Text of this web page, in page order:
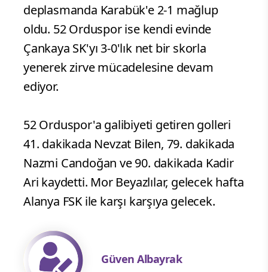
deplasmanda Karabük'e 2-1 mağlup
oldu. 52 Orduspor ise kendi evinde
Çankaya SK'yı 3-0'lık net bir skorla
yenerek zirve mücadelesine devam
ediyor.
52 Orduspor'a galibiyeti getiren golleri
41. dakikada Nevzat Bilen, 79. dakikada
Nazmi Candoğan ve 90. dakikada Kadir
Ari kaydetti. Mor Beyazlılar, gelecek hafta
Alanya FSK ile karşı karşıya gelecek.
Güven Albayrak